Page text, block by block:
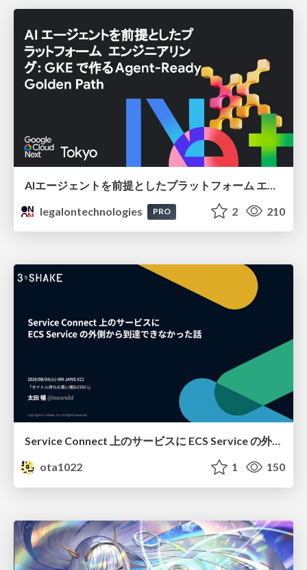
legalontechnologies
PRO 2 210
Service Connect 上のサービスに ECS Service の外側から到達できなかった話
ota1022
1 150